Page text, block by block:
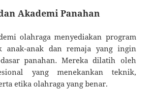
Akademi Panahan
olahraga menyediakan program
anak-anak dan remaja yang ingin
panahan. Mereka dilatih oleh
yang menekankan teknik,
etika olahraga yang benar.